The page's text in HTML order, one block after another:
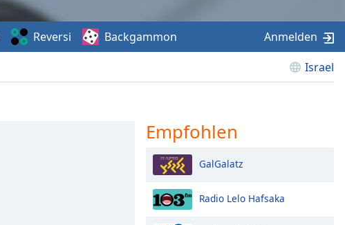
Israel
Reversi Backgammon Anmelden
Empfohlen
GalGalatz
Radio Lelo Hafsaka